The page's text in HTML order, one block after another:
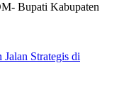
Bupati Kabupaten
Strategis di